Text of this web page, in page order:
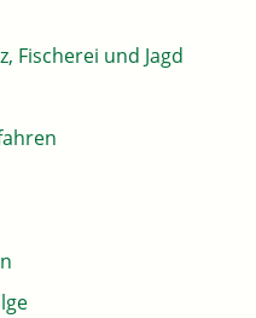
Fischerei und Jagd